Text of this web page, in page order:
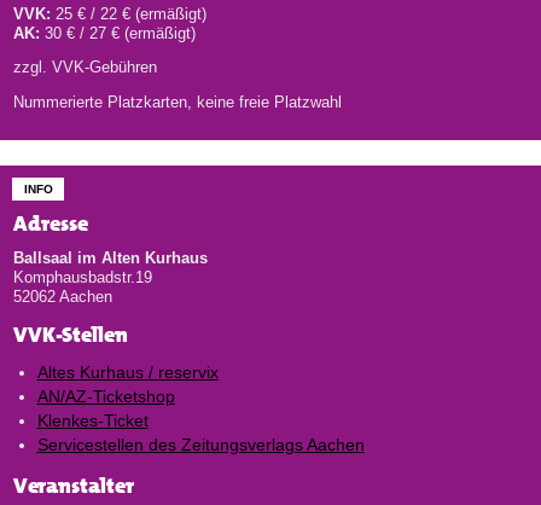
VVK: 25 € / 22 € (ermäßigt)
AK: 30 € / 27 € (ermäßigt)
zzgl. VVK-Gebühren
Nummerierte Platzkarten, keine freie Platzwahl
INFO
Adresse
Ballsaal im Alten Kurhaus
Komphausbadstr.19
52062 Aachen
VVK-Stellen
Altes Kurhaus / reservix
AN/AZ-Ticketshop
Klenkes-Ticket
Servicestellen des Zeitungsverlags Aachen
Veranstalter